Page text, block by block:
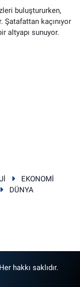
buluştururken,
kaçınıyor
altyapı sunuyor.
EKONOMİ
DÜNYA
hakkı saklıdır.